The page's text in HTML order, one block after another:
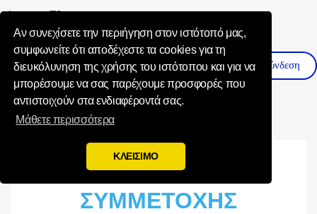
Αν συνεχίσετε την περιήγηση στον ιστότοπό μας,
συμφωνείτε ότι αποδέχεστε τα cookies για τη
διευκόλυνηση της χρήσης του ιστότοπου και για να
μπορέσουμε να σας παρέχουμε προσφορές που
αντιστοιχούν στα ενδιαφέροντά σας.
Μάθετε περισσότερα
ΚΛΕΙΣΙΜΟ
Influence Your
Εγγραφη Σύνδεση
ΟΡΟΙ ΧΡΗΣΗΣ ΚΑΙ
ΣΥΜΜΕΤΟΧΗΣ